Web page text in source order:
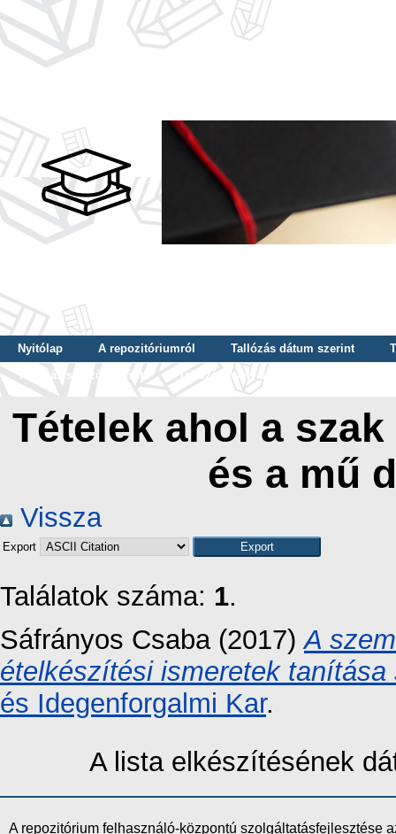
Nyitólap A repozitóriumról Tallózás dátum szerint
Tallózás szerző szerint
Tallózás nyelv szerint
Tételek ahol a
és a mű
Vissza
Export
Találatok száma: 1.
Sáfrányos Csaba (2017)A
ételkészítési ismeretek tanítása
és Idegenforgalmi Kar.
A lista elkészítésének
A repozitórium felhasználó-központú szolgáltatásfejlesztése